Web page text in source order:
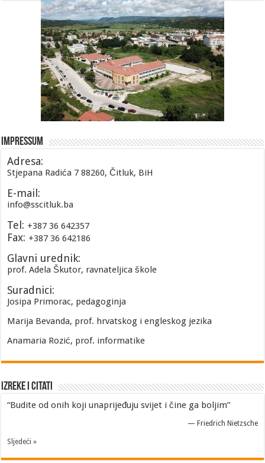
Impressum
Adresa:
Stjepana Radića 7 88260, Čitluk, BiH
E-mail:
info@sscitluk.ba
Tel: +387 36 642357
Fax: +387 36 642186
Glavni urednik:
prof. Adela Škutor, ravnateljica škole
Suradnici:
Josipa Primorac, pedagoginja
Marija Bevanda, prof. hrvatskog i engleskog jezika
Anamaria Rozić, prof. informatike
Izreke i Citati
“Budite od onih koji unaprijeđuju svijet i čine ga boljim”
— Friedrich Nietzsche
Sljedeći »